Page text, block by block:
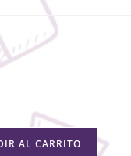
AL CARRITO